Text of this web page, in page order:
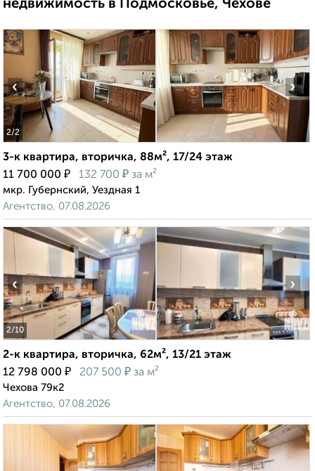
недвижимость в Подмосковье, Чехове
2/2
‹ ›
3-к квартира, вторичка, 88м², 17/24 этаж
11 700 000 ₽ 132 700 ₽ за м²
мкр. Губернский, Уездная 1
Агентство, 07.08.2026
2/10
‹ ›
2-к квартира, вторичка, 62м², 13/21 этаж
12 798 000 ₽ 207 500 ₽ за м²
Чехова 79к2
Агентство, 07.08.2026